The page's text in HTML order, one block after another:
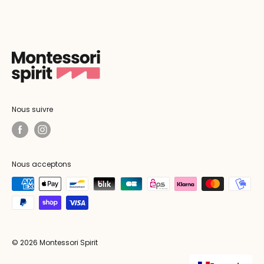
Nous suivre
Nous acceptons
© 2026 Montessori Spirit